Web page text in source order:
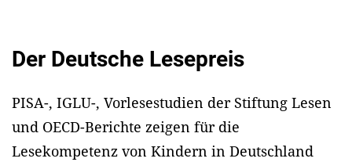
Der Deutsche Lesepreis
PISA-, IGLU-, Vorlesestudien der Stiftung Lesen
und OECD-Berichte zeigen für die
Lesekompetenz von Kindern in Deutschland